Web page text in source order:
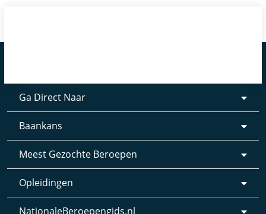
Ga Direct Naar
Baankans
Meest Gezochte Beroepen
Opleidingen
NationaleBeroepengids.nl